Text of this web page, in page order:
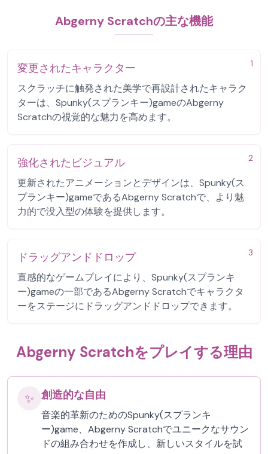
Abgerny Scratchの主な機能
1
変更されたキャラクター
スクラッチに触発された美学で再設計されたキャラク
ターは、Spunky(スプランキー)gameのAbgerny
Scratchの視覚的な魅力を高めます。
2
強化されたビジュアル
更新されたアニメーションとデザインは、Spunky(ス
プランキー)gameであるAbgerny Scratchで、より魅
力的で没入型の体験を提供します。
3
ドラッグアンドドロップ
直感的なゲームプレイにより、Spunky(スプランキ
ー)gameの一部であるAbgerny Scratchでキャラクタ
ーをステージにドラッグアンドドロップできます。
Abgerny Scratchをプレイする理由
✨ 創造的な自由
音楽的革新のためのSpunky(スプランキ
ー)game、Abgerny Scratchでユニークなサウン
ドの組み合わせを作成し、新しいスタイルを試